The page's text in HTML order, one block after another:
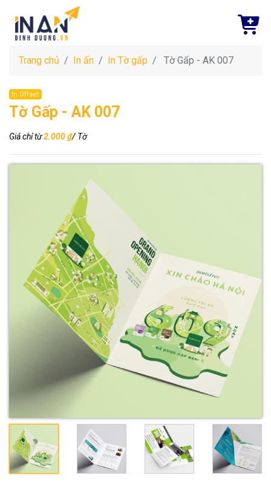
Trang chủ In ấn In Tờ gấp Tờ Gấp - AK 007
In Offset
Tờ Gấp - AK 007
Giá chỉ từ2.000 ₫/ Tờ